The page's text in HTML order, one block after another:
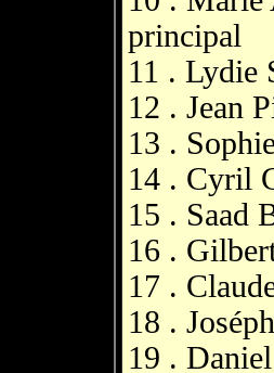
principal
11 . Lydie
12 . Jean
13 .
14 . Cyril
15 . Saad
16 .
17 .
18 .
19 .